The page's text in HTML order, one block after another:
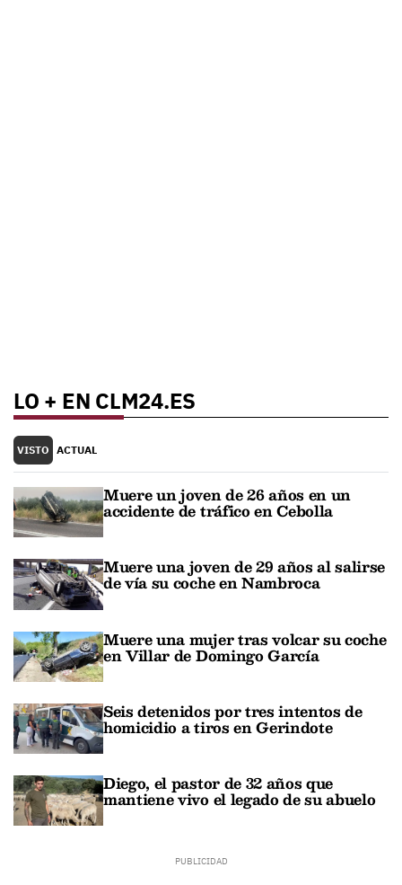
LO + EN CLM24.ES
VISTO ACTUAL
Muere un joven de 26 años en un
accidente de tráfico en Cebolla
Muere una joven de 29 años al salirse
de vía su coche en Nambroca
Muere una mujer tras volcar su coche
en Villar de Domingo García
Seis detenidos por tres intentos de
homicidio a tiros en Gerindote
Diego, el pastor de 32 años que
mantiene vivo el legado de su abuelo